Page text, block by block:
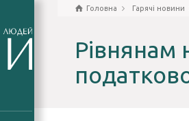
Головна Гарячі новини
Рівнянам